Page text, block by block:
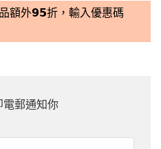
額外𝟵𝟱折，輸入優惠碼
電郵通知你